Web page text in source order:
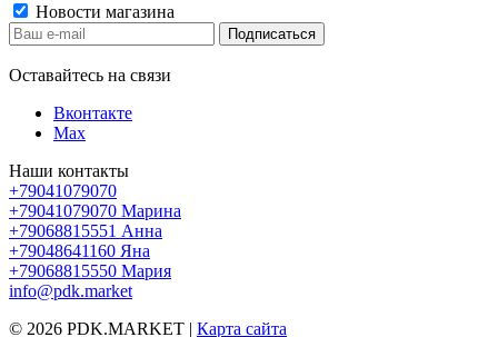
Новости магазина
Оставайтесь на связи
Вконтакте
Max
Наши контакты
+79041079070
+79041079070 Марина
+79068815551 Анна
+79048641160 Яна
+79068815550 Мария
info@pdk.market
© 2026 PDK.MARKET | Карта сайта